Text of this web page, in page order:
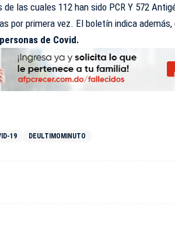
las cuales 112 han sido PCR Y 572
por primera vez. El boletín indica además,
de Covid.
19 DEULTIMOMINUTO